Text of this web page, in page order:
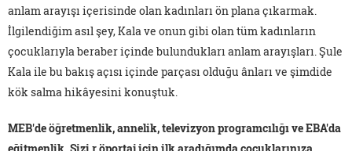
anlam arayışı içerisinde olan kadınları ön plana çıkarmak.
İlgilendiğim asıl şey, Kala ve onun gibi olan tüm kadınların
çocuklarıyla beraber içinde bulundukları anlam arayışları. Şule
Kala ile bu bakış açısı içinde parçası olduğu ânları ve şimdide
kök salma hikâyesini konuştuk.
MEB'de öğretmenlik, annelik, televizyon programcılığı ve EBA'da